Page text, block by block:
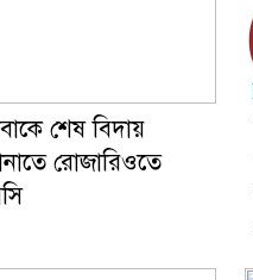
শেষ বিদায়
রোজারিওতে